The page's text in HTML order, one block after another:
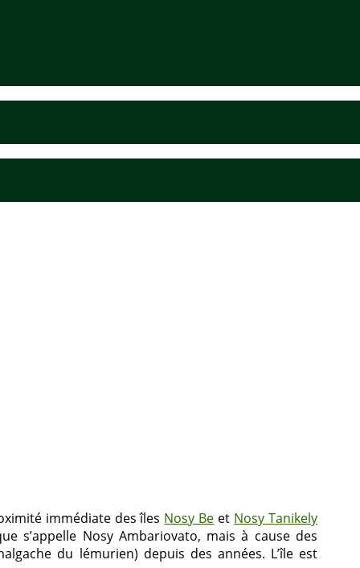
immédiate des îles Nosy Be et Nosy Tanikely
s’appelle Nosy Ambariovato, mais à cause des
du lémurien) depuis des années. L’île est